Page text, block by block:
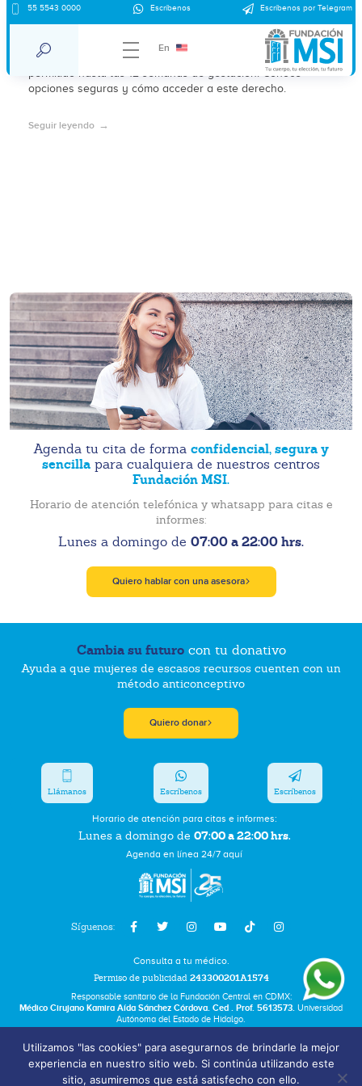
55 5543 0000 Escríbenos Escríbenos por Telegram
En
¿Dónde abortar en Veracruz 2025?
En 2025, el aborto por voluntad propia en Veracruz está
permitido hasta las 12 semanas de gestación. Conoce
opciones seguras y cómo acceder a este derecho.
Seguir leyendo
Agenda tu cita de forma confidencial, segura y
sencilla para cualquiera de nuestros centros
Fundación MSI.
Horario de atención telefónica y whatsapp para citas e
informes:
Lunes a domingo de 07:00 a 22:00 hrs.
Quiero hablar con una asesora
Cambia su futurocon tu donativo
Ayuda a que mujeres de escasos recursos cuenten con un
método anticonceptivo
Quiero donar
Síguenos:
Horario de atención para citas e informes:
Lunes a domingo de 07:00 a 22:00 hrs.
Agenda en línea 24/7 aquí
Llámanos Escríbenos Escríbenos
Consulta a tu médico.
Permiso de publicidad 243300201A1574
Responsable sanitario de la Fundación Central en CDMX:
Médico Cirujano Kamira Aída Sánchez Córdova. Ced . Prof. 5613573. Universidad
Autónoma del Estado de Hidalgo.
Términos y Condiciones
Bolsa de Trabajo
Utilizamos "las cookies" para asegurarnos de brindarle la mejor
experiencia en nuestro sitio web. Si continúa utilizando este
sitio, asumiremos que está satisfecho con ello.